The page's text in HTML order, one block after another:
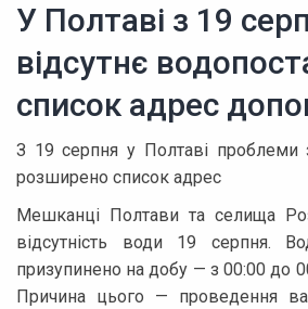
У Полтаві з 19
відсутнє
список адрес
З 19 серпня у Полтаві проблеми
розширено список адрес
Мешканці Полтави та селища
відсутність води 19 серпня.
призупинено на добу — з 00:00 до
Причина цього — проведення